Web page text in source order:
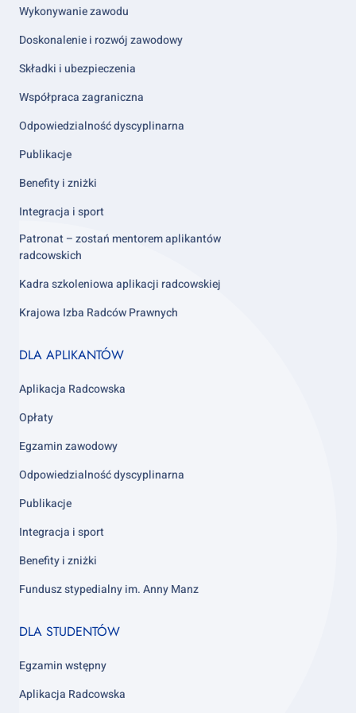
2
Wykonywanie zawodu
Doskonalenie i rozwój zawodowy
Składki i ubezpieczenia
Współpraca zagraniczna
Odpowiedzialność dyscyplinarna
Publikacje
Benefity i zniżki
Integracja i sport
Patronat – zostań mentorem aplikantów
radcowskich
Kadra szkoleniowa aplikacji radcowskiej
Krajowa Izba Radców Prawnych
Footer
3
DLA APLIKANTÓW
Aplikacja Radcowska
Opłaty
Egzamin zawodowy
Odpowiedzialność dyscyplinarna
Publikacje
Integracja i sport
Benefity i zniżki
Fundusz stypedialny im. Anny Manz
Footer
4
DLA STUDENTÓW
Egzamin wstępny
Aplikacja Radcowska